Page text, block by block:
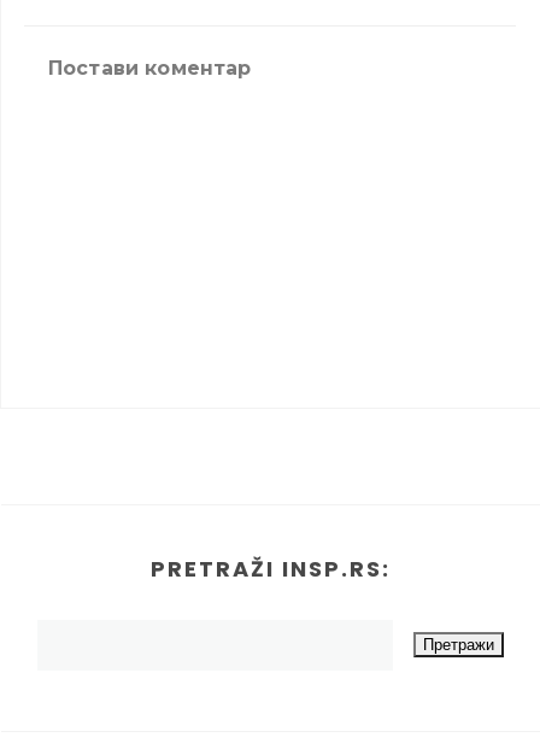
Постави коментар
PRETRAŽI INSP.RS: